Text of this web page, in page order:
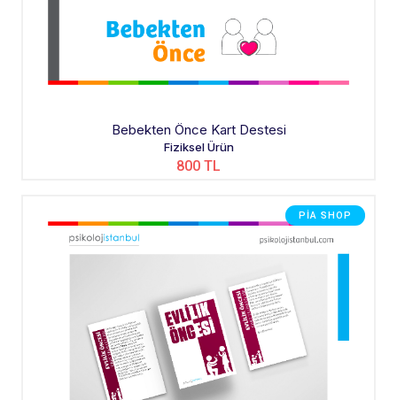
Bebekten Önce Kart Destesi
Fiziksel Ürün
800 TL
PIA SHOP